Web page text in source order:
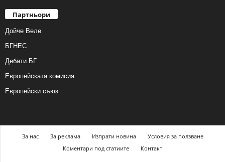
Партньори
Дойче Веле
БГНЕС
Дебати.БГ
Европейската комисия
Европейски съюз
За нас За реклама Изпрати новина
Условия за ползване
Коментари под статиите
Контакт